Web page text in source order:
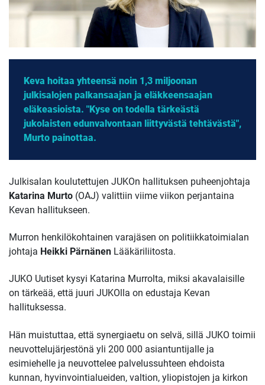
Keva hoitaa yhteensä noin 1,3 miljoonan
julkisalojen palkansaajan ja eläkkeensaajan
eläkeasioista. "Kyse on todella tärkeästä
jukolaisten edunvalvontaan liittyvästä tehtävästä",
Murto painottaa.
Julkisalan koulutettujen JUKOn hallituksen puheenjohtaja
Katarina Murto (OAJ) valittiin viime viikon perjantaina
Kevan hallitukseen.
Murron henkilökohtainen varajäsen on politiikkatoimialan
johtaja Heikki Pärnänen Lääkäriliitosta.
JUKO Uutiset kysyi Katarina Murrolta, miksi akavalaisille
on tärkeää, että juuri JUKOlla on edustaja Kevan
hallituksessa.
Hän muistuttaa, että synergiaetu on selvä, sillä JUKO toimii
neuvottelujärjestönä yli 200 000 asiantuntijalle ja
esimiehelle ja neuvottelee palvelussuhteen ehdoista
kunnan, hyvinvointialueiden, valtion, yliopistojen ja kirkon